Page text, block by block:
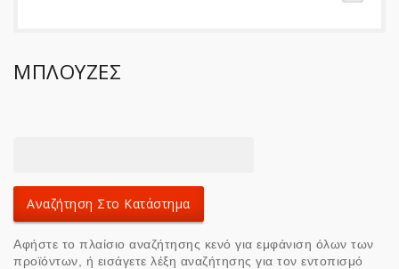
ΜΠΛΟΥΖΕΣ
Αφήστε το πλαίσιο αναζήτησης κενό για εμφάνιση όλων των
προϊόντων, ή εισάγετε λέξη αναζήτησης για τον εντοπισμό